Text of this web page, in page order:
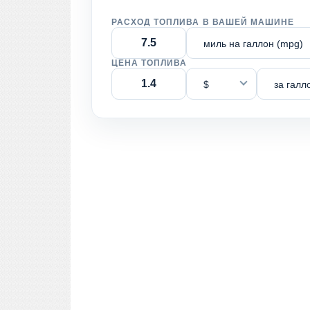
РАСХОД ТОПЛИВА В ВАШЕЙ МАШИНЕ
миль на галлон (mpg)
ЦЕНА ТОПЛИВА
$ за